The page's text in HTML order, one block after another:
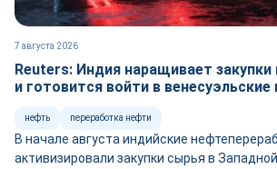
7 августа 2026
Reuters: Индия наращивает
и готовится войти в
нефть переработка нефти
В начале августа индийские
активизировали закупки сырья в